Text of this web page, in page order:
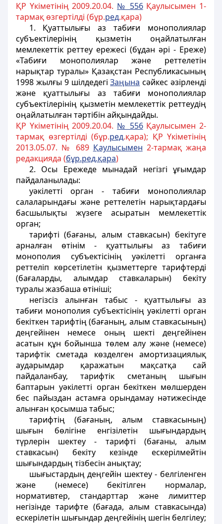
ҚР Үкіметінің 2009.20.04. № 556Қаулысымен 1-
тармақ өзгертілді (бұр.ред.қара)
1. Қуаттылығы аз табиғи монополиялар
субъектілерінің қызметін оңайлатылған
мемлекеттік реттеу ережесі (бұдан әрі - Ереже)
«Табиғи монополияларжәне реттелетін
нарықтар туралы» Қазақстан Республикасының
1998 жылғы 9 шілдедегіЗаңына сәйкес әзірленді
және қуаттылығы аз табиғи монополиялар
субъектілерінің қызметін мемлекеттік реттеудің
оңайлатылған тәртібін айқындайды.
ҚР Үкіметінің 2009.20.04. № 556Қаулысымен 2-
тармақ өзгертілді (бұр.ред.қара); ҚР Үкіметінің
2013.05.07. № 689 Қаулысымен 2-тармақ жаңа
редакцияда (бұр.ред.қара)
2. Осы Ережеде мынадай негізгі ұғымдар
пайдаланылады:
уәкілетті орган - табиғи монополиялар
салаларындағы және реттелетін нарықтардағы
басшылықты жүзеге асыратын мемлекеттік
орган;
тарифті (бағаны, алым ставкасын) бекітуге
арналған өтінім - қуаттылығы аз табиғи
монополия субъектісінің уәкілетті органға
реттеліп көрсетілетін қызметтерге тарифтерді
(бағаларды, алымдар ставкаларын) бекіту
туралы жазбаша өтініші;
негізсіз алынған табыс - қуаттылығы аз
табиғи монополия субъектісінің уәкілетті орган
бекіткен тарифтің (бағаның, алым ставкасының)
деңгейінен немесе оның шекті деңгейінен
асатын құн бойынша төлем алу және (немесе)
тарифтік сметада көзделген амортизациялық
аударымдар қаражатын мақсатқа сай
пайдаланбау, тарифтік сметаның шығын
баптарын уәкілетті орган бекіткен мөлшерден
бес пайыздан астамға орындамау нәтижесінде
алынған қосымша табыс;
тарифтің (бағаның, алым ставкасының)
шығын бөлігіне енгізілетін шығындардың
түрлерін шектеу - тарифті (бағаны, алым
ставкасын) бекіту кезінде ескерілмейтін
шығындардың тізбесін анықтау;
шығыстардың деңгейін шектеу - белгіленген
және (немесе) бекітілген нормалар,
нормативтер, стандарттар және лимиттер
негізінде тарифте (бағада, алым ставкасында)
ескерілетін шығындар деңгейінің шегін белгілеу;